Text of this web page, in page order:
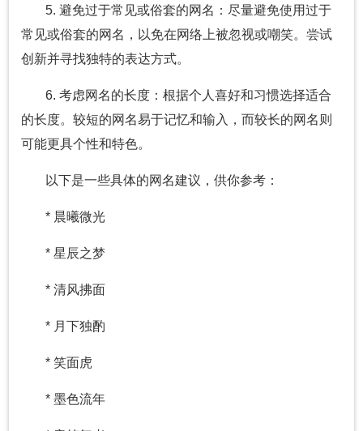
5. 避免过于常见或俗套的网名：尽量避免使用过于
常见或俗套的网名，以免在网络上被忽视或嘲笑。尝试
创新并寻找独特的表达方式。
6. 考虑网名的长度：根据个人喜好和习惯选择适合
的长度。较短的网名易于记忆和输入，而较长的网名则
可能更具个性和特色。
以下是一些具体的网名建议，供你参考：
* 晨曦微光
* 星辰之梦
* 清风拂面
* 月下独酌
* 笑面虎
* 墨色流年